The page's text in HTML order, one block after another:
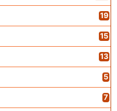
19
15
13
5
7